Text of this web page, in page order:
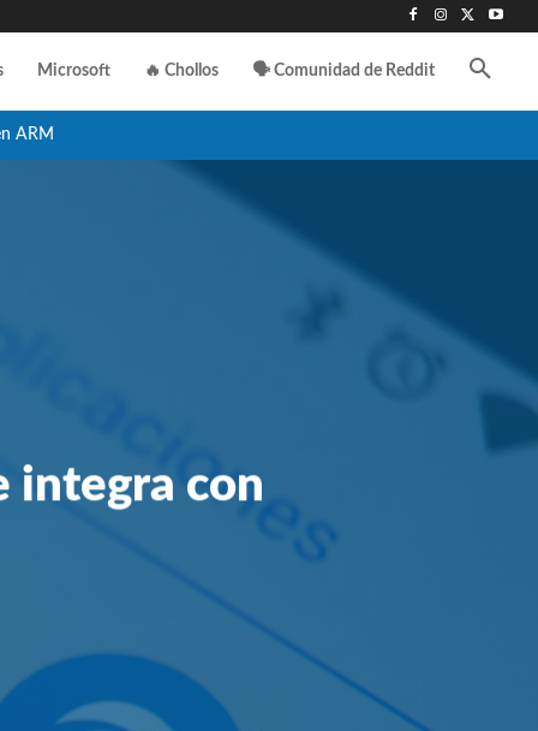
Microsoft 🔥 Chollos 🗣️ Comunidad de Reddit
ARM
integra con